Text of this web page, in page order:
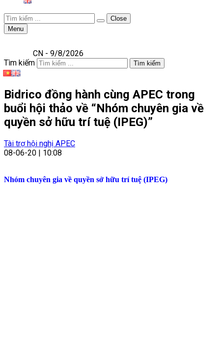
Close
Menu
CN - 9/8/2026
Tìm kiếm
Tìm kiếm
Bidrico đồng hành cùng APEC trong
buổi hội thảo về “Nhóm chuyên gia về
quyền sở hữu trí tuệ (IPEG)”
Tài trợ hội nghị APEC
08-06-20 | 10:08
Nhóm chuyên gia về quyền sở hữu trí tuệ (IPEG)